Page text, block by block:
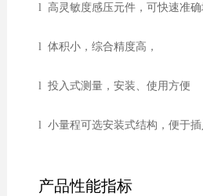
l 高灵敏度感压元件，可快速准
l 体积小，综合精度高，
l 投入式测量，安装、使用方便
l 小量程可选安装式结构，便于
产品性能指标